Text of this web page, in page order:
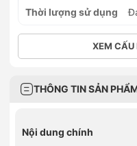
Thời lượng sử dụng
XEM
THÔNG TIN SẢN
Nội dung chính